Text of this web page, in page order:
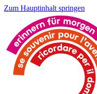
Zum Hauptinhalt springen